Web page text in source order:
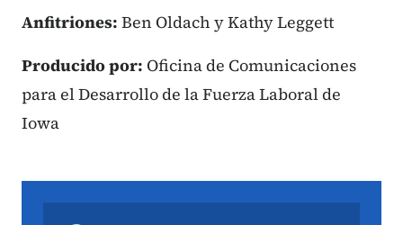
Anfitriones: Ben Oldach y Kathy Leggett
Producido por: Oficina de Comunicaciones
para el Desarrollo de la Fuerza Laboral de
Iowa